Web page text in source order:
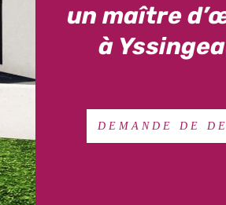
un maître
à
DEMANDE DE